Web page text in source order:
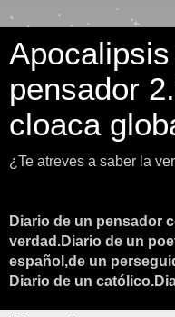
pensador
cloaca
¿Te atreves a saber la
Diario de un pensador
verdad.Diario de un
español,de un
Diario de un